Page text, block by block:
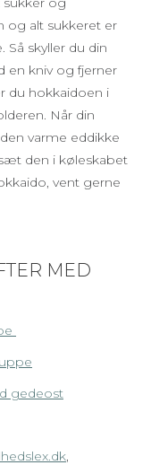
og alt sukkeret er
skyller du din
en kniv og fjerner
du hokkaidoen i
Når din
varme eddikke
den i køleskabet
vent gerne
MED
gedeost
,